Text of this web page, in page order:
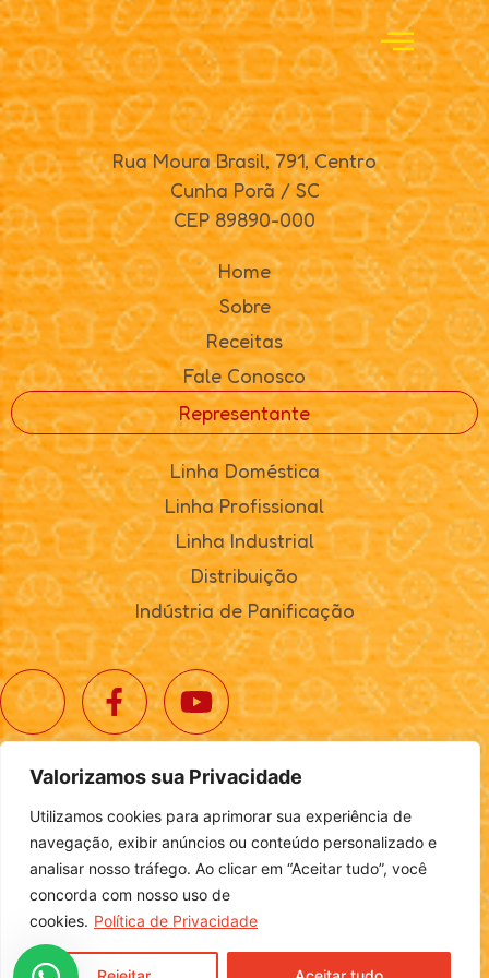
Valorizamos sua Privacidade
Utilizamos cookies para aprimorar sua experiência de
navegação, exibir anúncios ou conteúdo personalizado e
analisar nosso tráfego. Ao clicar em “Aceitar tudo”, você
concorda com nosso uso de
cookies. Política de Privacidade
Rua Moura Brasil, 791, Centro
Cunha Porã / SC
CEP 89890-000
Home
Sobre
Receitas
Fale Conosco
Representante
Linha Doméstica
Linha Profissional
Linha Industrial
Distribuição
Indústria de Panificação
© 2025. Realta Alimentos. Todos os direitos reservados.
Política de Privacidade|Definições de Cookies
Desenvolvido por